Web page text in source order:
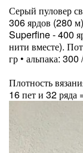
Серый пуловер
306 ярдов (280
Superfine - 400
нити вместе).
гр • альпака:
Плотность
16 пет и 32 ряда